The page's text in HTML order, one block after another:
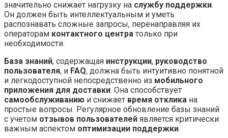
значительно снижает нагрузку на службу поддержки.
Он должен быть интеллектуальным и уметь
распознавать сложные запросы, перенаправляя их
операторам контактного центра только при
необходимости.
База знаний, содержащая инструкции, руководство
пользователя, и FAQ, должна быть интуитивно понятной
и легкодоступной непосредственно из мобильного
приложения для доставки. Она способствует
самообслуживанию и снижает время отклика на
простые вопросы. Регулярное обновление базы знаний
с учетом отзывов пользователей является критически
важным аспектом оптимизации поддержки.